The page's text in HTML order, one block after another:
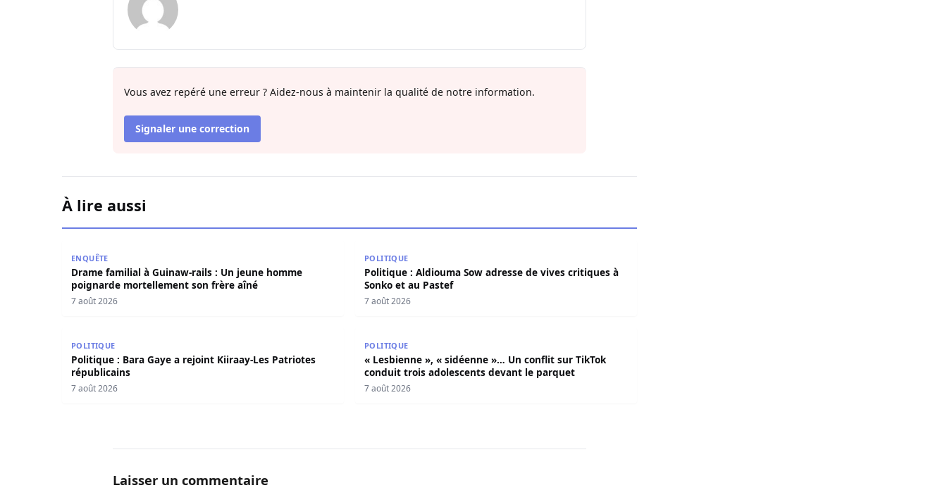
Vous avez repéré une erreur ? Aidez-nous à maintenir la qualité de notre information.
Signaler une correction
À lire aussi
ENQUÊTE
Drame familial à Guinaw-rails : Un jeune homme
poignarde mortellement son frère aîné
7 août 2026
POLITIQUE
Politique : Aldiouma Sow adresse de vives critiques à
Sonko et au Pastef
7 août 2026
POLITIQUE
Politique : Bara Gaye a rejoint Kiiraay-Les Patriotes
républicains
7 août 2026
POLITIQUE
« Lesbienne », « sidéenne »… Un conflit sur TikTok
conduit trois adolescents devant le parquet
7 août 2026
Laisser un commentaire